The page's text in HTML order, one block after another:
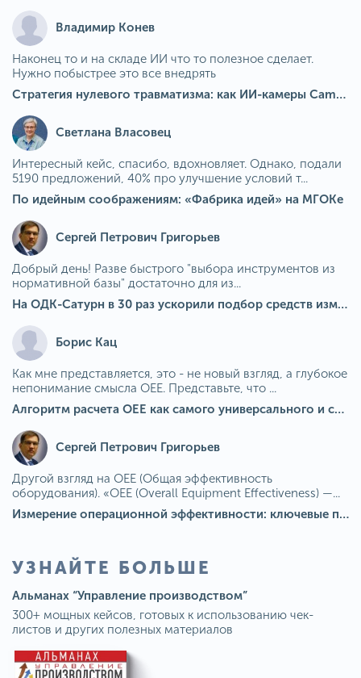
Владимир Конев
Наконец то и на складе ИИ что то полезное сделает.
Нужно побыстрее это все внедрять
Стратегия нулевого травматизма: как ИИ-камеры Camkord снижают риск наезда на пешехода при работе на погрузчике
Светлана Власовец
Интересный кейс, спасибо, вдохновляет. Однако, подали
5190 предложений, 40% про улучшение условий т...
По идейным соображениям: «Фабрика идей» на МГОКе
Сергей Петрович Григорьев
Добрый день! Разве быстрого "выбора инструментов из
нормативной базы" достаточно для из...
На ОДК-Сатурн в 30 раз ускорили подбор средств измерения для контроля качества продукции
Борис Кац
Как мне представляется, это - не новый взгляд, а глубокое
непонимание смысла OEE. Представьте, что ...
Алгоритм расчета ОЕЕ как самого универсального и современного показателя эффективности оборудования в мире
Сергей Петрович Григорьев
Другой взгляд на OEE (Общая эффективность
оборудования). «OEE (Overall Equipment Effectiveness) —...
Измерение операционной эффективности: ключевые показатели для непрерывного совершенствования
УЗНАЙТЕ БОЛЬШЕ
Альманах “Управление производством”
300+ мощных кейсов, готовых к использованию чек-
листов и других полезных материалов